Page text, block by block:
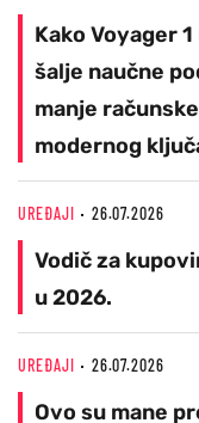
Kako Voyager
šalje naučne
manje
modernog
UREĐAJI 26.07.2026
Vodič za
u 2026.
UREĐAJI 26.07.2026
Ovo su mane